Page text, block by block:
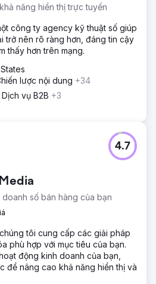
năng hiển thị trực tuyến
công ty agency kỹ thuật số giúp
trở nên rõ ràng hơn, đáng tin cậy
thấy hơn trên mạng.
lược nội dung +34
vụ B2B +3
số bán hàng của bạn
4.7
tôi cung cấp các giải pháp
phù hợp với mục tiêu của bạn.
động kinh doanh của bạn,
để nâng cao khả năng hiển thị và